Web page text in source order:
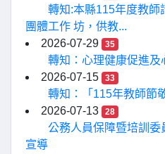
轉知:本縣115年度教師
團體工作 坊，供教...
2026-07-29
35
轉知：心理健康促進及
2026-07-15
33
轉知：「115年教師節
2026-07-13
28
公務人員保障暨培訓委
宣導